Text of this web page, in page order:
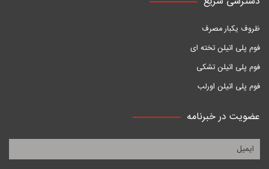
ظروف یکبار مصرف
فوم پلی اتیلن تخته ای
فوم پلی اتیلن تشکی
فوم پلی اتیلن اورلب
عضویت در خبرنامه